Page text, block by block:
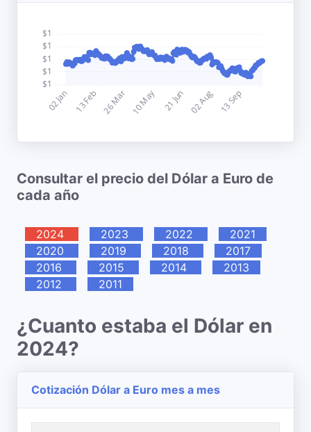
Consultar el precio del Dólar a Euro de
cada año
2024 2023 2022
2021
2020
2019 2018
2017
2016
2015 2014
2013
2012
2011
¿Cuanto estaba el Dólar en
2024?
Cotización Dólar a Euro mes a mes